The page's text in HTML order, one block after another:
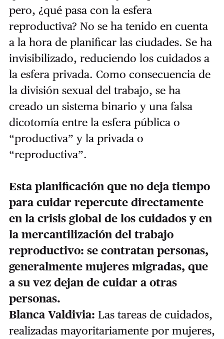
pero, ¿qué pasa con la esfera
reproductiva? No se ha tenido en cuenta
a la hora de planificar las ciudades. Se ha
invisibilizado, reduciendo los cuidados a
la esfera privada. Como consecuencia de
la división sexual del trabajo, se ha
creado un sistema binario y una falsa
dicotomía entre la esfera pública o
“productiva” y la privada o
“reproductiva”.
Esta planificación que no deja tiempo
para cuidar repercute directamente
en la crisis global de los cuidados y en
la mercantilización del trabajo
reproductivo: se contratan personas,
generalmente mujeres migradas, que
a su vez dejan de cuidar a otras
personas.
Blanca Valdivia: Las tareas de cuidados,
realizadas mayoritariamente por mujeres,